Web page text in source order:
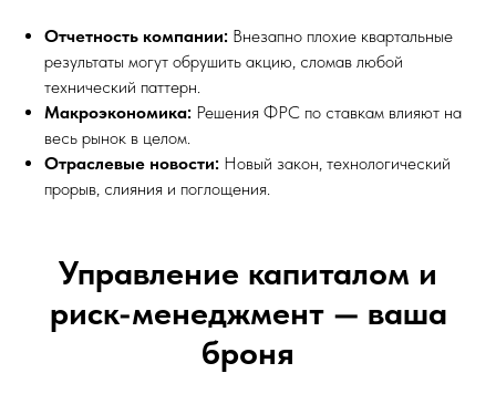
Отчетность компании: Внезапно плохие квартальные
результаты могут обрушить акцию, сломав любой
технический паттерн.
Макроэкономика: Решения ФРС по ставкам влияют на
весь рынок в целом.
Отраслевые новости: Новый закон, технологический
прорыв, слияния и поглощения.
Управление капиталом и
риск-менеджмент — ваша
броня